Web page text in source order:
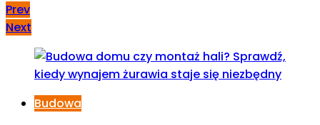
Prev
Next
Budowa